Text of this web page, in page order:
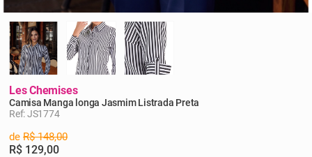
Les Chemises
Camisa Manga longa Jasmim Listrada Preta
Ref: JS1774
de R$ 148,00
R$ 129,00